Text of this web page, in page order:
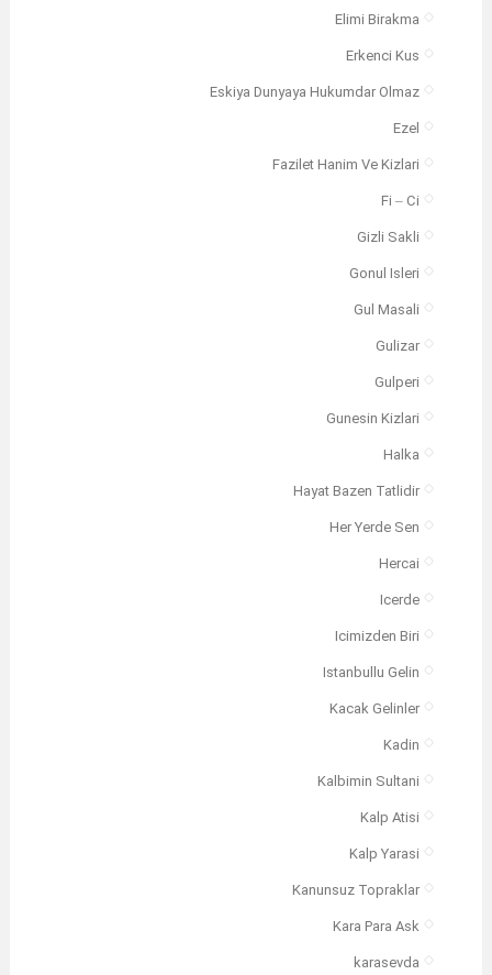
Elimi Birakma
Erkenci Kus
Eskiya Dunyaya Hukumdar Olmaz
Ezel
Fazilet Hanim Ve Kizlari
Fi – Ci
Gizli Sakli
Gonul Isleri
Gul Masali
Gulizar
Gulperi
Gunesin Kizlari
Halka
Hayat Bazen Tatlidir
Her Yerde Sen
Hercai
Icerde
Icimizden Biri
Istanbullu Gelin
Kacak Gelinler
Kadin
Kalbimin Sultani
Kalp Atisi
Kalp Yarasi
Kanunsuz Topraklar
Kara Para Ask
karasevda